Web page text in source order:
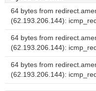
64 bytes from
(62.193.206.144):
64 bytes from
(62.193.206.144):
64 bytes from
(62.193.206.144):